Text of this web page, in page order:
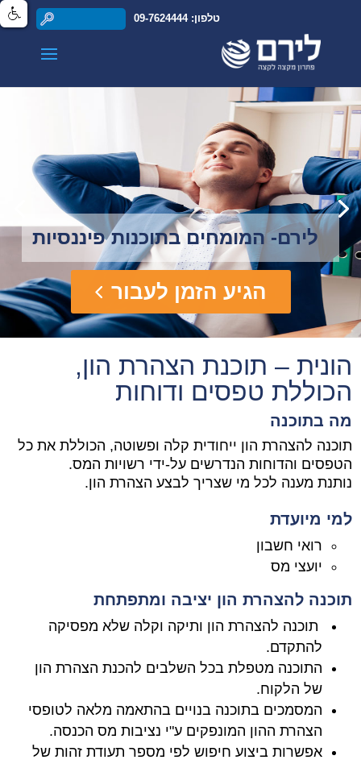
טלפון: 09-7624444
לירם- המומחים בתוכנות פיננסיות
הגיע הזמן לעבור
הונית – תוכנת הצהרת הון,
הכוללת טפסים ודוחות
מה בתוכנה
תוכנה להצהרת הון ייחודית קלה ופשוטה, הכוללת את כל
הטפסים והדוחות הנדרשים על-ידי רשויות המס.
נותנת מענה לכל מי שצריך לבצע הצהרת הון.
למי מיועדת
רואי חשבון
יועצי מס
תוכנה להצהרת הון יציבה ומתפתחת
תוכנה להצהרת הון ותיקה וקלה שלא מפסיקה
להתקדם.
התוכנה מטפלת בכל השלבים להכנת הצהרת הון
של הלקוח.
המסמכים בתוכנה בנויים בהתאמה מלאה לטופסי
הצהרת ההון המונפקים ע"י נציבות מס הכנסה.
אפשרות ביצוע חיפוש לפי מספר תעודת זהות של